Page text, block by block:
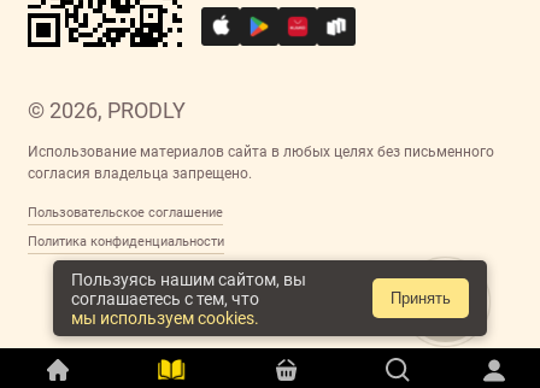
Пользуясь нашим сайтом, вы
соглашаетесь с тем, что
мы используем cookies.
Принять
© 2026, PRODLY
Использование материалов сайта в любых целях без письменного
согласия владельца запрещено.
Пользовательское соглашение
Политика конфиденциальности